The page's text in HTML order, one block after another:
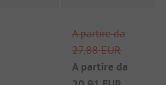
A partire da
27,88 EUR
A partire da